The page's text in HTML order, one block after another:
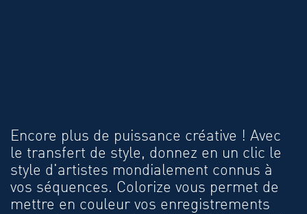
Encore plus de puissance créative ! Avec
le transfert de style, donnez en un clic le
style d'artistes mondialement connus à
vos séquences. Colorize vous permet de
mettre en couleur vos enregistrements